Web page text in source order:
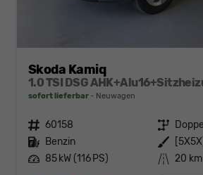
Skoda Kamiq
sofort lieferbar Neuwagen
Fahrzeugnr. 60158 Getriebe
Kraftstoff Benzin Außenfarbe
Leistung 85 kW (116 PS) Kilometerstand 20 km